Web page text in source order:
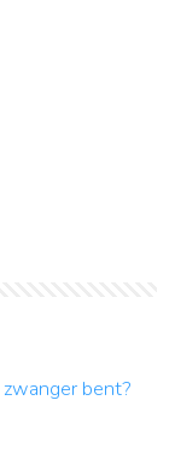
bent?